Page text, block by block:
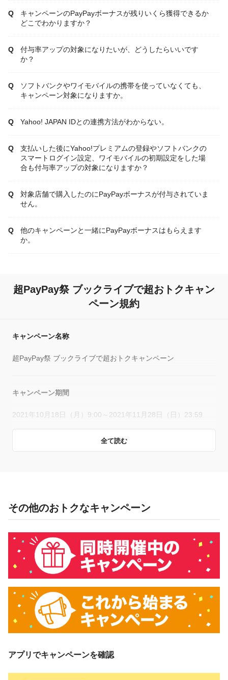
キャンペーンのPayPayボーナスが残りいくら獲得できるか
どこでわかりますか？
付与率アップの対象になりたいが、どうしたらいいです
か？
ソフトバンクやワイモバイルの携帯を使っていなくても、
キャンペーン対象になりますか。
Yahoo! JAPAN IDとの連携方法がわからない。
支払いした後にYahoo!プレミアムの登録やソフトバンクの
スマートログイン設定、ワイモバイルの初期設定をした場
合も付与率アップの対象になりますか？
対象店舗で購入したのにPayPayボーナスが付与されていま
せん。
他のキャンペーンと一緒にPayPayボーナスはもらえます
か。
超PayPay祭 ブックライブで超おトクキャン
ペーン規約
全て読む
キャンペーン名称
超PayPay祭 ブックライブで超おトクキャンペーン
キャンペーン期間
2021年10月18日（月）9:00～2021年11月28日（日）23:59
概要
キャンペーン期間中、対象ストアで、PayPay残高でお支払い
をしていただいた方に対し、下表のとおり後日PayPayボーナ
スを付与します。
PayPayユー
ザー
レミアム会
員
・ワイモバ
イルのスマ
ホユーザー
ンクのスマ
ホユーザー
ード
その他のおトクなキャンペーン
アプリでキャンペーンを確認